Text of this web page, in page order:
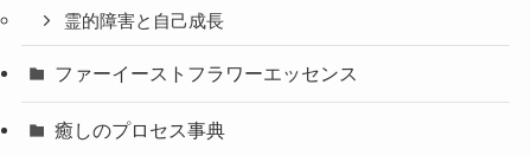
霊的障害と自己成長
ファーイーストフラワーエッセンス
癒しのプロセス事典